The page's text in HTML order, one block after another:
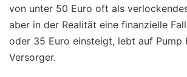
von unter 50 Euro oft als
aber in der Realität eine finanzielle
oder 35 Euro einsteigt, lebt auf Pump
Versorger.